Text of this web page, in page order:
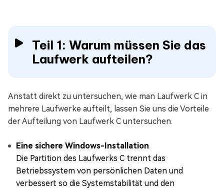
Teil 1: Warum müssen Sie das
Laufwerk aufteilen?
Anstatt direkt zu untersuchen, wie man Laufwerk C in
mehrere Laufwerke aufteilt, lassen Sie uns die Vorteile
der Aufteilung von Laufwerk C untersuchen.
Eine sichere Windows-Installation
Die Partition des Laufwerks C trennt das
Betriebssystem von persönlichen Daten und
verbessert so die Systemstabilität und den